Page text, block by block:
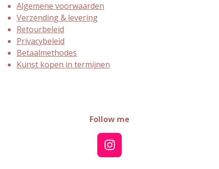
Algemene voorwaarden
Verzending & levering
Retourbeleid
Privacybeleid
Betaalmethodes
Kunst kopen in termijnen
Follow me
I
n